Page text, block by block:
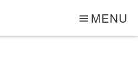
MENU